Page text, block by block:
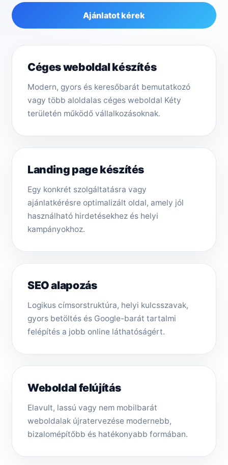
Ajánlatot kérek
Céges weboldal készítés
Modern, gyors és keresőbarát bemutatkozó
vagy több aloldalas céges weboldal Kéty
területén működő vállalkozásoknak.
Landing page készítés
Egy konkrét szolgáltatásra vagy
ajánlatkérésre optimalizált oldal, amely jól
használható hirdetésekhez és helyi
kampányokhoz.
SEO alapozás
Logikus címsorstruktúra, helyi kulcsszavak,
gyors betöltés és Google-barát tartalmi
felépítés a jobb online láthatóságért.
Weboldal felújítás
Elavult, lassú vagy nem mobilbarát
weboldalak újratervezése modernebb,
bizalomépítőbb és hatékonyabb formában.